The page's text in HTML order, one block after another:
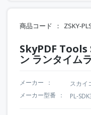
商品コード ZSKY-
SkyPDF Tools
ン ランタイム
メーカー スカイ
メーカー型番
PL-